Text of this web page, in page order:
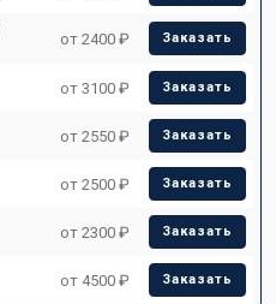
от 2400 ₽ Заказать
от 3100 ₽ Заказать
от 2550 ₽ Заказать
от 2500 ₽ Заказать
от 2300 ₽ Заказать
от 4500 ₽ Заказать